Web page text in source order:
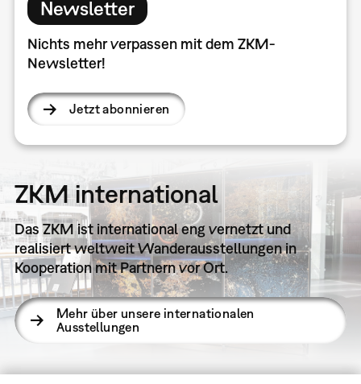
Newsletter
Nichts mehr verpassen mit dem ZKM-
Newsletter!
Jetzt abonnieren
ZKM international
Das ZKM ist international eng vernetzt und
realisiert weltweit Wanderausstellungen in
Kooperation mit Partnern vor Ort.
Mehr über unsere internationalen
Ausstellungen